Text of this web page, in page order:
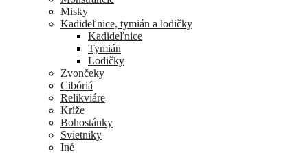
Misky
Kadideľnice, tymián a lodičky
Kadideľnice
Tymián
Lodičky
Zvončeky
Cibóriá
Relikviáre
Kríže
Bohostánky
Svietniky
Iné